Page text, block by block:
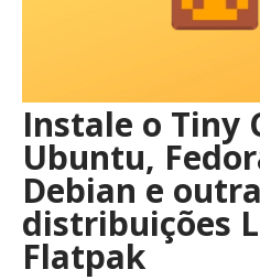
Instale o Tiny
Ubuntu,
Debian e
distribuições
Flatpak